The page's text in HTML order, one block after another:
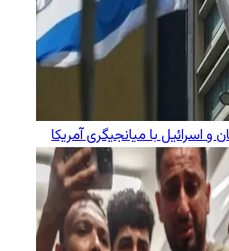
و اسرائیل با میانجیگری آمریکا